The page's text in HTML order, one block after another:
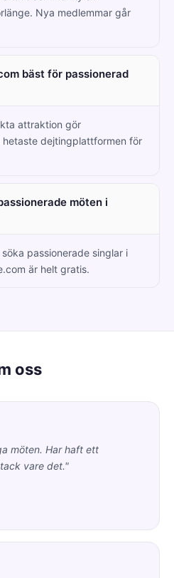
Nya medlemmar går
bäst för passionerad
attraktion gör
dejtingplattformen för
möten i
passionerade singlar i
är helt gratis.
oss
möten. Har haft ett
vare det."